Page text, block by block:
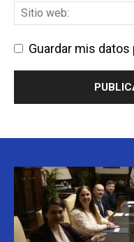
Guardar mis